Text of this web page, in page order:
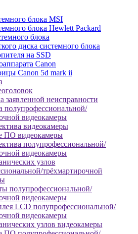
блока MSI
блока Hewlett Packard
блока
диска системного блока
на SSD
Canon
Canon 5d mark ii
заявленной неисправности
полупрофессиональной/
видеокамеры
видеокамеры
ПО видеокамеры
полупрофессиональной/
видеокамеры
узлов
трёхмартирочной
полупрофессиональной/
видеокамеры
LCD полупрофессиональной/
видеокамеры
узлов видеокамеры